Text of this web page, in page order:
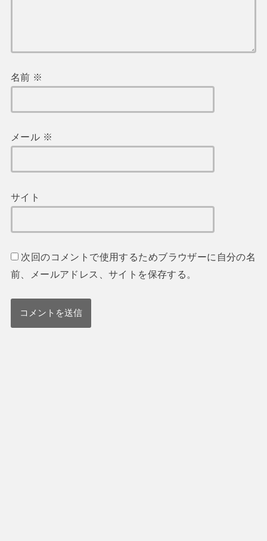
名前 ※
メール ※
サイト
次回のコメントで使用するためブラウザーに自分の名
前、メールアドレス、サイトを保存する。